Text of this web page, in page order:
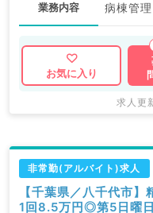
業務内容 病棟管理
お気に入り
求人更
非常勤(アルバイト)求人
【千葉県／八千代市
1回8.5万円◎第5日曜